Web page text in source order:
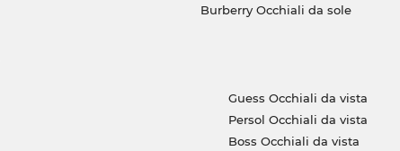
Burberry Occhiali da sole
Guess Occhiali da vista
Persol Occhiali da vista
Boss Occhiali da vista